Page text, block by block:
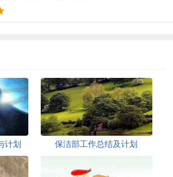
计划 保洁部工作总结及计划